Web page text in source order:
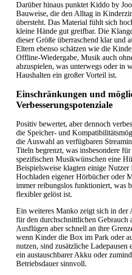
Darüber hinaus punktet Kiddo by
Bauweise, die den Alltag in
übersteht. Das Material fühlt sich
kleine Hände gut greifbar. Die
dieser Größe überraschend klar und
Eltern ebenso schätzen wie die
Offline-Wiedergabe, Musik auch
abzuspielen, was unterwegs oder in
Haushalten ein großer Vorteil ist.
Einschränkungen und
Verbesserungspotenziale
Positiv bewertet, aber dennoch
die Speicher- und
die Auswahl an verfügbaren
Titeln begrenzt, was insbesondere
spezifischen Musikwünschen eine
Beispielsweise klagten einige Nutzer
Hochladen eigener Hörbücher oder
immer reibungslos funktioniert, was
flexibler gelöst ist.
Ein weiteres Manko zeigt sich in
für den durchschnittlichen Gebrauch
Ausflügen aber schnell an ihre
wenn Kinder die Box im Park oder
nutzen, sind zusätzliche
ein austauschbarer Akku oder
Betriebsdauer sinnvoll.